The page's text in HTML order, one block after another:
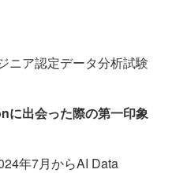
ニア認定データ分析試験
出会った際の第一印象
年7月からAI Data